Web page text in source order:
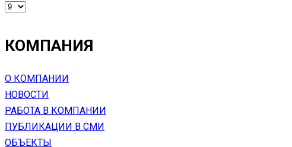
КОМПАНИЯ
О КОМПАНИИ
НОВОСТИ
РАБОТА В КОМПАНИИ
ПУБЛИКАЦИИ В СМИ
ОБЪЕКТЫ